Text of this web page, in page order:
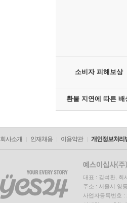
소비자 피해보상
환불 지연에 따른 배
회사소개 인재채용 이용약관 개인정보처리
대표 : 김석환, 최
주소 : 서울시 영
사업자등록번호